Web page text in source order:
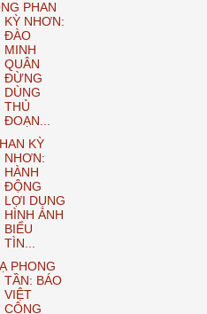
PHAN
KỲ NHƠN:
ĐÀO
MINH
QUÂN
ĐỪNG
DÙNG
THỦ
ĐOẠN...
KỲ
NHƠN:
HÀNH
ĐỘNG
LỢI DỤNG
HÌNH ẢNH
BIỂU
TÌN...
PHONG
TẦN: BÁO
VIỆT
CỘNG